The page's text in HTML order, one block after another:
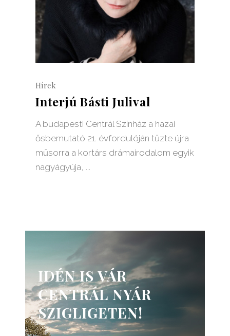
Hírek
Interjú Básti Julival
A budapesti Centrál Színház a hazai
ősbemutató 21. évfordulóján tűzte újra
műsorra a kortárs drámairodalom egyik
nagyágyúja,
IDÉN IS VÁR
CENTRÁL NYÁR
SZIGLIGETEN!